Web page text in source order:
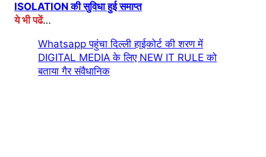
ISOLATION की सुविधा हुई समाप्त
ये भी पढें…
Whatsapp पहुंचा दिल्ली हाईकोर्ट की शरण में
DIGITAL MEDIA के लिए NEW IT RULE को
बताया गैर संवैधानिक